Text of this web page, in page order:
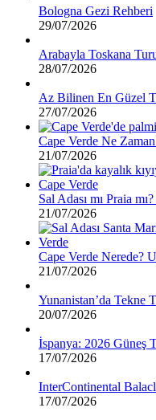
Bologna Gezi Rehberi
29/07/2026
Arabayla Toskana
28/07/2026
Az Bilinen En Güzel
27/07/2026
Cape Verde Ne
21/07/2026
Sal Adası mı Praia
21/07/2026
Cape Verde Nerede?
21/07/2026
Yunanistan’da Tekne
20/07/2026
İspanya: 2026 Güneş
17/07/2026
InterContinental
17/07/2026